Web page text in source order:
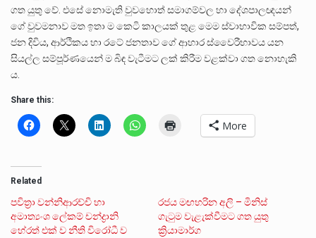
ගත යුතු වේ. එසේ නොමැති වුවහොත් සමාගම්වල හා දේශපාලඥයන්
ගේ වුවමනාව මත ඉතා ම කෙටි කාලයක් තුළ මෙම ස්වාභාවික සම්පත්,
ජන දිවිය, ආර්ථිකය හා රටේ ජනතාව ගේ ආහාර ස්වෛරීභාවය යන
සියල්ල සම්පූර්ණයෙන් ම බිඳ වැටීමට ලක් කිරීම වළක්වා ගත නොහැකි
ය.
Share this:
More
Related
පවිත්‍රා වන්නිආරච්චි හා
අමාත්‍යංශ ලේකම් චන්ද්‍රානි
හේරත් එක් ව නීති විරෝධී ව
රජය මඟහරින අලි – මිනිස්
ගැටුම වැළැක්වීමට ගත යුතු
ක්‍රියාමාර්ග